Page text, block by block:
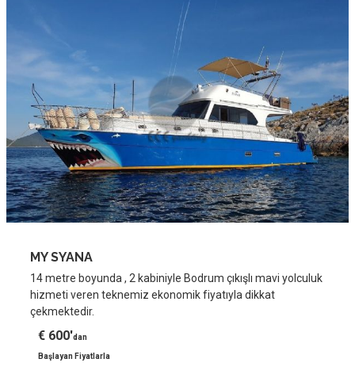
MY SYANA
14 metre boyunda , 2 kabiniyle Bodrum çıkışlı mavi yolculuk
hizmeti veren teknemiz ekonomik fiyatıyla dikkat
çekmektedir.
€ 600'dan
Başlayan Fiyatlarla